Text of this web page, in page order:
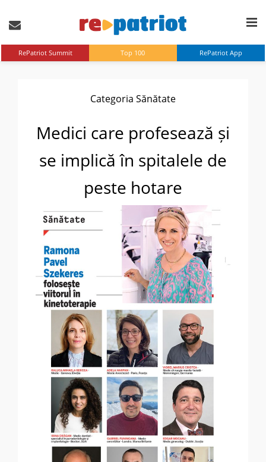
RePatriot Summit Top 100 RePatriot App
Categoria Sănătate
Medici care profesează și
se implică în spitalele de
peste hotare